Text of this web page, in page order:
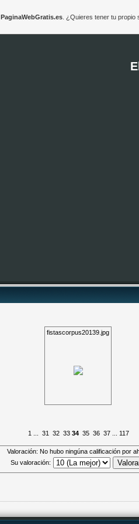
fistascorpus20139.jpg
1 31 32 33 34 35 36 37 117
Valoración: No hubo ningúna calificación por
Su valoración:
PaginaWebGratis.es. ¿Quieres tener tu propio